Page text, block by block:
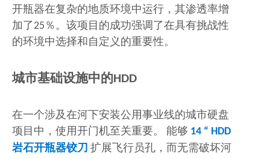
开瓶器在复杂的地质环境中运行，其渗透率增
加了25％。该项目的成功强调了在具有挑战性
的环境中选择和自定义的重要性。
城市基础设施中的HDD
在一个涉及在河下安装公用事业线的城市硬盘
项目中，使用开门机至关重要。 能够 14 “ HDD
岩石开瓶器铰刀 扩展飞行员孔，而无需破坏河